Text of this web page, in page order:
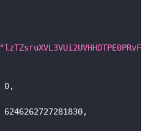
0,
6246262727281830,